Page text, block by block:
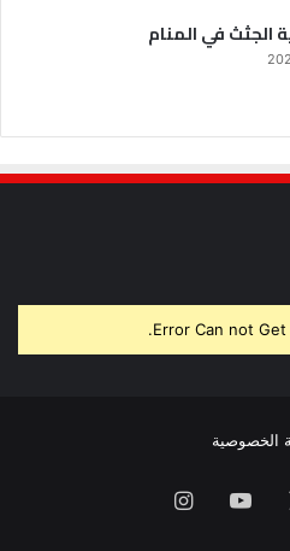
الجثث في المنام
Error Can not
الخصوصية
يوتيوبانستقرام